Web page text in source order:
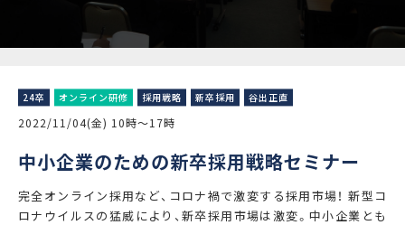
24卒 オンライン研修 採用戦略 新卒採用 谷出正直
2022/11/04(金) 10時〜17時
中小企業のための新卒採用戦略セミナー
完全オンライン採用など、コロナ禍で激変する採用市場！ 新型コ
ロナウイルスの猛威により、新卒採用市場は激変。中小企業とも